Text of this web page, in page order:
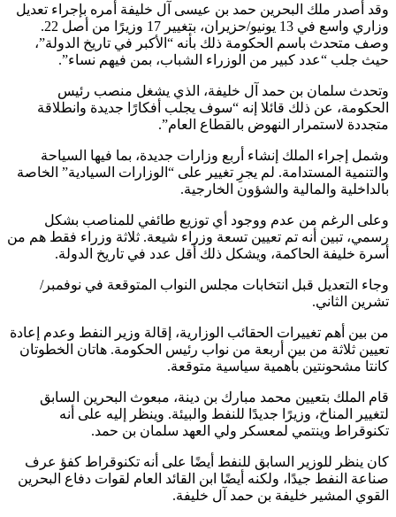
وقد أصدر ملك البحرين حمد بن عيسى آل خليفة أمره بإجراء تعديل
وزاري واسع في 13 يونيو/حزيران، بتغيير 17 وزيرًا من أصل 22.
وصف متحدث باسم الحكومة ذلك بأنه “الأكبر في تاريخ الدولة”،
حيث جلب “عدد كبير من الوزراء الشباب، بمن فيهم نساء”.
وتحدث سلمان بن حمد آل خليفة، الذي يشغل منصب رئيس
الحكومة، عن ذلك قائلا إنه “سوف يجلب أفكارًا جديدة وانطلاقة
متجددة لاستمرار النهوض بالقطاع العام”.
وشمل إجراء الملك إنشاء أربع وزارات جديدة، بما فيها السياحة
والتنمية المستدامة. لم يجرِ تغيير على “الوزارات السيادية” الخاصة
بالداخلية والمالية والشؤون الخارجية.
وعلى الرغم من عدم ووجود أي توزيع طائفي للمناصب بشكل
رسمي، تبين أنه تم تعيين تسعة وزراء شيعة. ثلاثة وزراء فقط هم من
أسرة خليفة الحاكمة، ويشكل ذلك أقل عدد في تاريخ الدولة.
وجاء التعديل قبل انتخابات مجلس النواب المتوقعة في نوفمبر/
تشرين الثاني.
من بين أهم تغييرات الحقائب الوزارية، إقالة وزير النفط وعدم إعادة
تعيين ثلاثة من بين أربعة من نواب رئيس الحكومة. هاتان الخطوتان
كانتا مشحونتين بأهمية سياسية متوقعة.
قام الملك بتعيين محمد مبارك بن دينة، مبعوث البحرين السابق
لتغيير المناخ، وزيرًا جديدًا للنفط والبيئة. وينظر إليه على أنه
تكنوقراط وينتمي لمعسكر ولي العهد سلمان بن حمد.
كان ينظر للوزير السابق للنفط أيضًا على أنه تكنوقراط كفؤ عرف
صناعة النفط جيدًا، ولكنه أيضًا ابن القائد العام لقوات دفاع البحرين
القوي المشير خليفة بن حمد آل خليفة.